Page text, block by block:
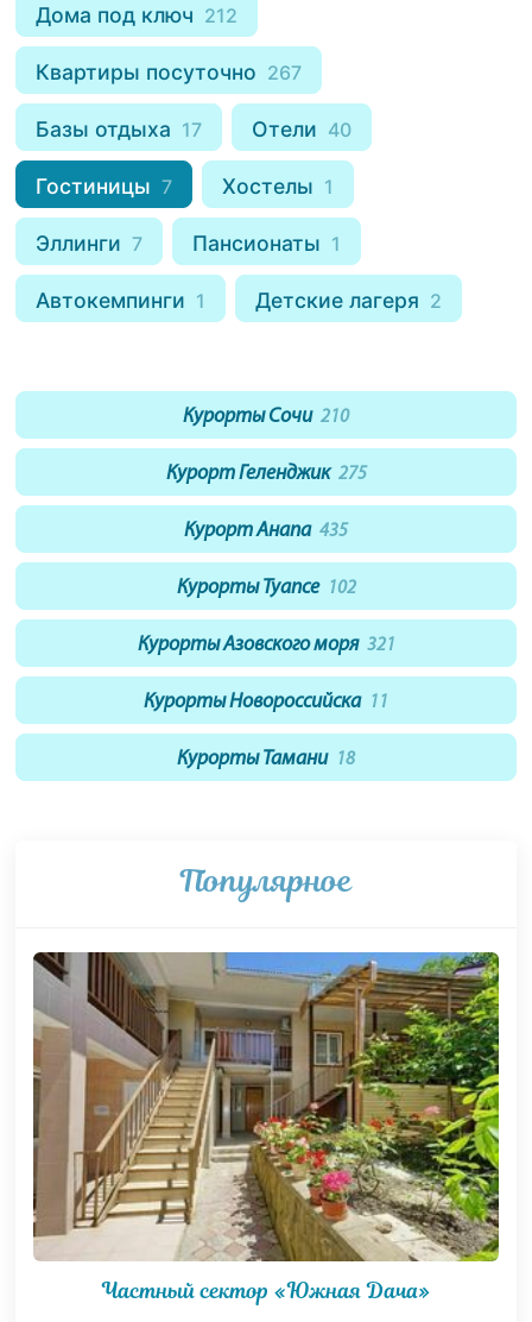
Дома под ключ 212
Квартиры посуточно 267
Базы отдыха 17 Отели 40
Гостиницы 7 Хостелы 1
Эллинги 7 Пансионаты 1
Автокемпинги 1 Детские лагеря 2
Курорты Сочи 210
Курорт Геленджик 275
Курорт Анапа 435
Курорты Туапсе 102
Курорты Азовского моря 321
Курорты Новороссийска 11
Курорты Тамани 18
Популярное
Частный сектор «Южная Дача»